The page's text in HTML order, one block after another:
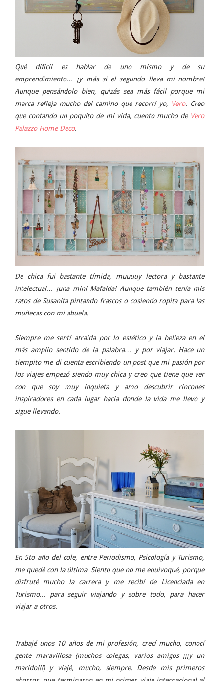
Qué difícil es hablar de uno mismo y de su
emprendimiento… ¡y más si el segundo lleva mi nombre!
Aunque pensándolo bien, quizás sea más fácil porque mi
marca refleja mucho del camino que recorrí yo, Vero. Creo
que contando un poquito de mi vida, cuento mucho de Vero
Palazzo Home Deco.
De chica fui bastante tímida, muuuuy lectora y bastante
intelectual… ¡una mini Mafalda! Aunque también tenía mis
ratos de Susanita pintando frascos o cosiendo ropita para las
muñecas con mi abuela.
Siempre me sentí atraída por lo estético y la belleza en el
más amplio sentido de la palabra… y por viajar. Hace un
tiempito me di cuenta escribiendo un post que mi pasión por
los viajes empezó siendo muy chica y creo que tiene que ver
con que soy muy inquieta y amo descubrir rincones
inspiradores en cada lugar hacia donde la vida me llevó y
sigue llevando.
En 5to año del cole, entre Periodismo, Psicología y Turismo,
me quedé con la última. Siento que no me equivoqué, porque
disfruté mucho la carrera y me recibí de Licenciada en
Turismo... para seguir viajando y sobre todo, para hacer
viajar a otros.
Trabajé unos 10 años de mi profesión, crecí mucho, conocí
gente maravillosa (muchos colegas, varios amigos ¡¡¡y un
marido!!!) y viajé, mucho, siempre. Desde mis primeros